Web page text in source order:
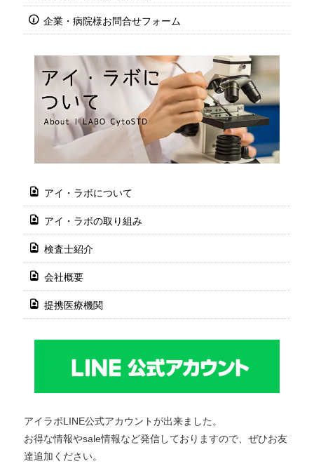
企業・病院様お問合せフォーム
アイ・ラボについて
アイ・ラボの取り組み
検査士紹介
会社概要
提携医療機関
アイラボLINE公式アカウントが出来ました。
お得な情報やsale情報など発信しておりますので、ぜひお友
達追加ください。